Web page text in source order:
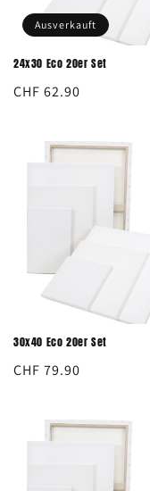
Ausverkauft
24x30 Eco 20er Set
Normaler
CHF 62.90
30x40 Eco 20er Set
Normaler
CHF 79.90